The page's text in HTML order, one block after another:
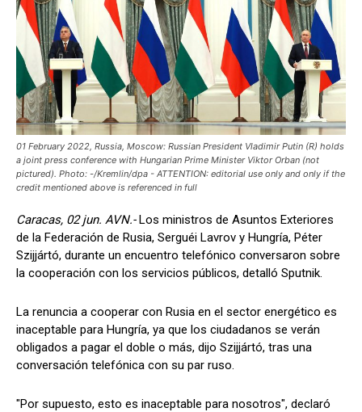
01 February 2022, Russia, Moscow: Russian President Vladimir Putin (R) holds
a joint press conference with Hungarian Prime Minister Viktor Orban (not
pictured). Photo: -/Kremlin/dpa - ATTENTION: editorial use only and only if the
credit mentioned above is referenced in full
Caracas, 02 jun. AVN.-Los ministros de Asuntos Exteriores
de la Federación de Rusia, Serguéi Lavrov y Hungría, Péter
Szijjártó, durante un encuentro telefónico conversaron sobre
la cooperación con los servicios públicos, detalló Sputnik.
La renuncia a cooperar con Rusia en el sector energético es
inaceptable para Hungría, ya que los ciudadanos se verán
obligados a pagar el doble o más, dijo Szijjártó, tras una
conversación telefónica con su par ruso.
"Por supuesto, esto es inaceptable para nosotros", declaró